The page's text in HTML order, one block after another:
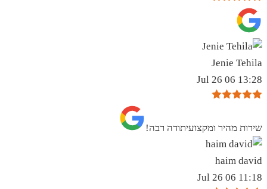
Jenie Tehila
13:28 06 Jul 26
שירות מהיר ומקצועיתודה רבה!
haim david
11:18 06 Jul 26